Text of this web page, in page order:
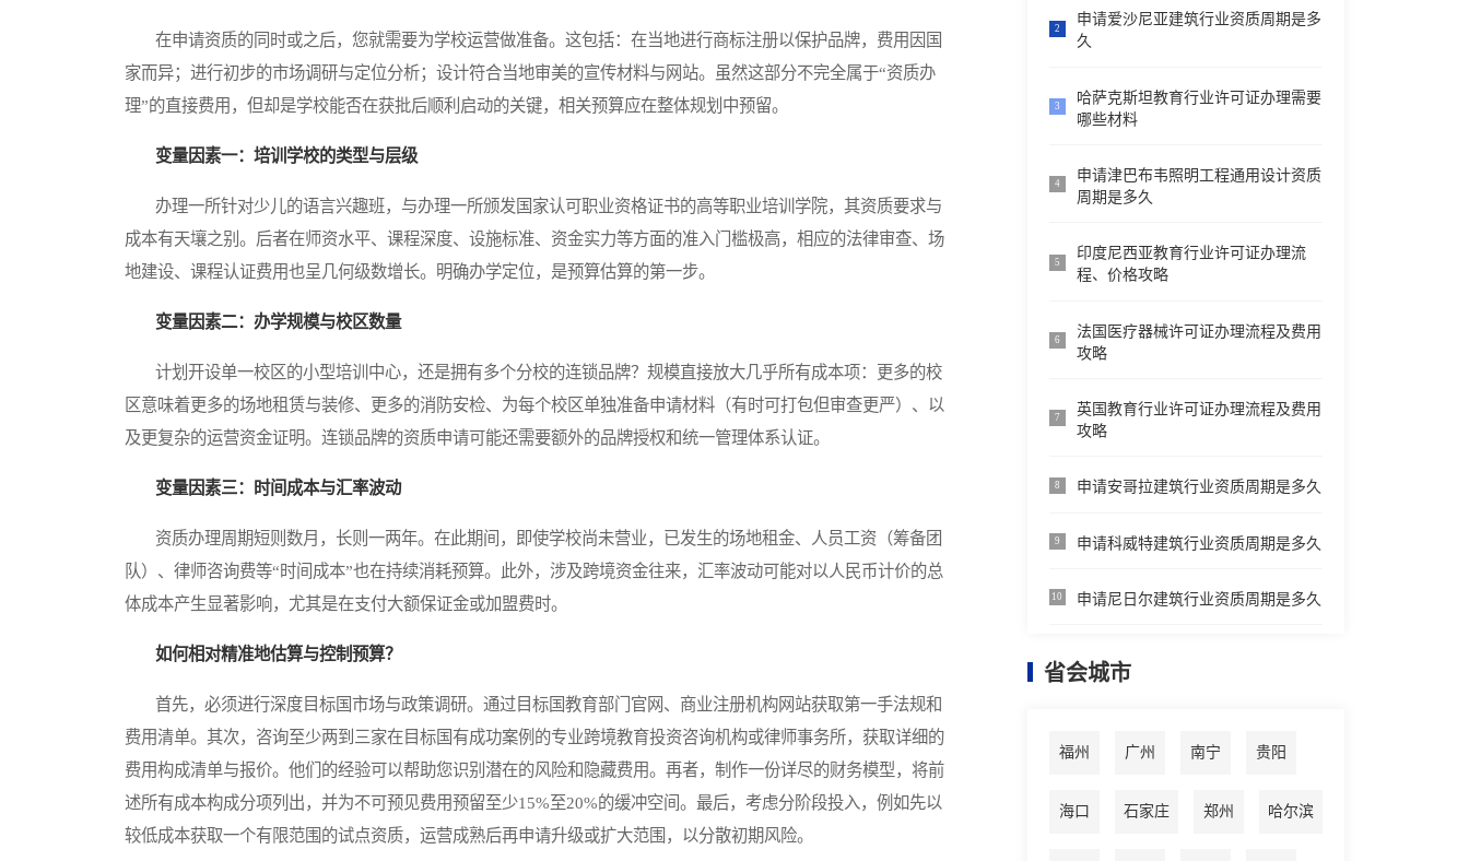
在申请资质的同时或之后，您就需要为学校运营做准备。这包括：在当地进行商标注册以保护品牌，费用因国
家而异；进行初步的市场调研与定位分析；设计符合当地审美的宣传材料与网站。虽然这部分不完全属于“资质办
理”的直接费用，但却是学校能否在获批后顺利启动的关键，相关预算应在整体规划中预留。
变量因素一：培训学校的类型与层级
办理一所针对少儿的语言兴趣班，与办理一所颁发国家认可职业资格证书的高等职业培训学院，其资质要求与
成本有天壤之别。后者在师资水平、课程深度、设施标准、资金实力等方面的准入门槛极高，相应的法律审查、场
地建设、课程认证费用也呈几何级数增长。明确办学定位，是预算估算的第一步。
变量因素二：办学规模与校区数量
计划开设单一校区的小型培训中心，还是拥有多个分校的连锁品牌？规模直接放大几乎所有成本项：更多的校
区意味着更多的场地租赁与装修、更多的消防安检、为每个校区单独准备申请材料（有时可打包但审查更严）、以
及更复杂的运营资金证明。连锁品牌的资质申请可能还需要额外的品牌授权和统一管理体系认证。
变量因素三：时间成本与汇率波动
资质办理周期短则数月，长则一两年。在此期间，即使学校尚未营业，已发生的场地租金、人员工资（筹备团
队）、律师咨询费等“时间成本”也在持续消耗预算。此外，涉及跨境资金往来，汇率波动可能对以人民币计价的总
体成本产生显著影响，尤其是在支付大额保证金或加盟费时。
如何相对精准地估算与控制预算？
首先，必须进行深度目标国市场与政策调研。通过目标国教育部门官网、商业注册机构网站获取第一手法规和
费用清单。其次，咨询至少两到三家在目标国有成功案例的专业跨境教育投资咨询机构或律师事务所，获取详细的
费用构成清单与报价。他们的经验可以帮助您识别潜在的风险和隐藏费用。再者，制作一份详尽的财务模型，将前
述所有成本构成分项列出，并为不可预见费用预留至少15%至20%的缓冲空间。最后，考虑分阶段投入，例如先以
较低成本获取一个有限范围的试点资质，运营成熟后再申请升级或扩大范围，以分散初期风险。
2
申请爱沙尼亚建筑行业资质周期是多
久
3
哈萨克斯坦教育行业许可证办理需要
哪些材料
4
申请津巴布韦照明工程通用设计资质
周期是多久
5
印度尼西亚教育行业许可证办理流
程、价格攻略
6
法国医疗器械许可证办理流程及费用
攻略
7
英国教育行业许可证办理流程及费用
攻略
8 申请安哥拉建筑行业资质周期是多久
9 申请科威特建筑行业资质周期是多久
10 申请尼日尔建筑行业资质周期是多久
省会城市
福州 广州 南宁 贵阳
海口 石家庄 郑州 哈尔滨